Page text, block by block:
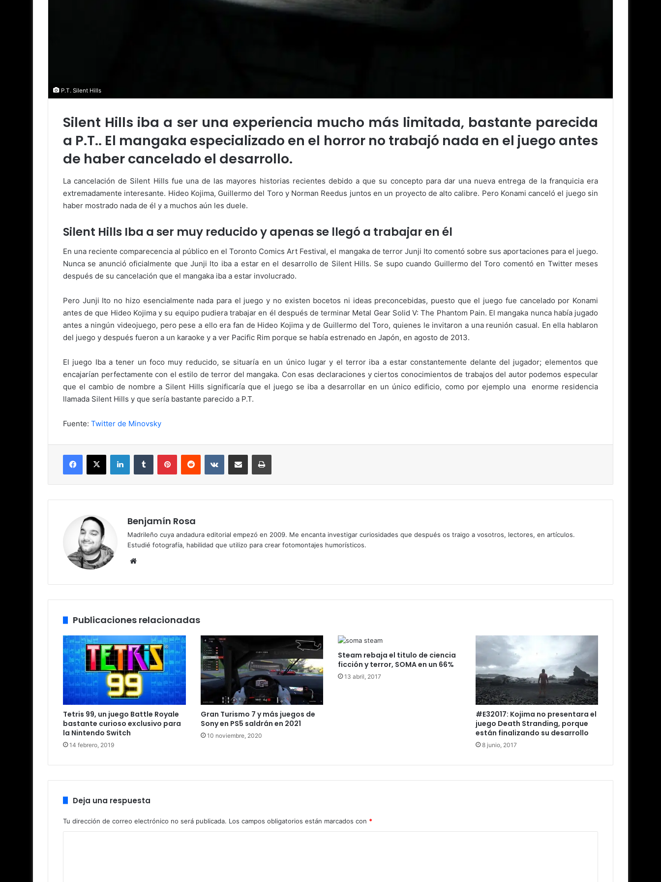
P.T. Silent Hills
Silent Hills iba a ser una experiencia mucho más limitada, bastante parecida
a P.T.. El mangaka especializado en el horror no trabajó nada en el juego antes
de haber cancelado el desarrollo.
La cancelación de Silent Hills fue una de las mayores historias recientes debido a que su concepto para dar una nueva entrega de la franquicia era
extremadamente interesante. Hideo Kojima, Guillermo del Toro y Norman Reedus juntos en un proyecto de alto calibre. Pero Konami canceló el juego sin
haber mostrado nada de él y a muchos aún les duele.
Silent Hills Iba a ser muy reducido y apenas se llegó a trabajar en él
En una reciente comparecencia al público en el Toronto Comics Art Festival, el mangaka de terror Junji Ito comentó sobre sus aportaciones para el juego.
Nunca se anunció oficialmente que Junji Ito iba a estar en el desarrollo de Silent Hills. Se supo cuando Guillermo del Toro comentó en Twitter meses
después de su cancelación que el mangaka iba a estar involucrado.
Pero Junji Ito no hizo esencialmente nada para el juego y no existen bocetos ni ideas preconcebidas, puesto que el juego fue cancelado por Konami
antes de que Hideo Kojima y su equipo pudiera trabajar en él después de terminar Metal Gear Solid V: The Phantom Pain. El mangaka nunca había jugado
antes a ningún videojuego, pero pese a ello era fan de Hideo Kojima y de Guillermo del Toro, quienes le invitaron a una reunión casual. En ella hablaron
del juego y después fueron a un karaoke y a ver Pacific Rim porque se había estrenado en Japón, en agosto de 2013.
El juego Iba a tener un foco muy reducido, se situaría en un único lugar y el terror iba a estar constantemente delante del jugador; elementos que
encajarían perfectamente con el estilo de terror del mangaka. Con esas declaraciones y ciertos conocimientos de trabajos del autor podemos especular
que el cambio de nombre a Silent Hills significaría que el juego se iba a desarrollar en un único edificio, como por ejemplo una enorme residencia
llamada Silent Hills y que sería bastante parecido a P.T.
Fuente: Twitter de Minovsky
Benjamín Rosa
Madrileño cuya andadura editorial empezó en 2009. Me encanta investigar curiosidades que después os traigo a vosotros, lectores, en artículos.
Estudié fotografía, habilidad que utilizo para crear fotomontajes humorísticos.
we
Publicaciones relacionadas
Tetris 99, un juego Battle Royale
bastante curioso exclusivo para
la Nintendo Switch
14 febrero, 2019
Gran Turismo 7 y más juegos de
Sony en PS5 saldrán en 2021
10 noviembre, 2020
Steam rebaja el titulo de ciencia
ficción y terror, SOMA en un 66%
13 abril, 2017
#E32017: Kojima no presentara el
juego Death Stranding, porque
están finalizando su desarrollo
8 junio, 2017
Deja una respuesta
Tu dirección de correo electrónico no será publicada. Los campos obligatorios están marcados con *